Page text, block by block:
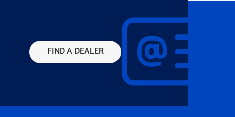
FIND A DEALER